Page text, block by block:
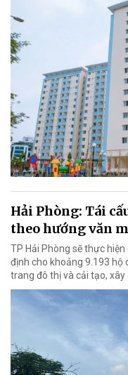
Hải Phòng: Tái
theo hướng văn
TP Hải Phòng sẽ thực
định cho khoảng 9.193 hộ
trang đô thị và cải tạo, xây